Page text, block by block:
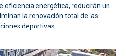
eficiencia energética, reducirán un
la renovación total de las
deportivas